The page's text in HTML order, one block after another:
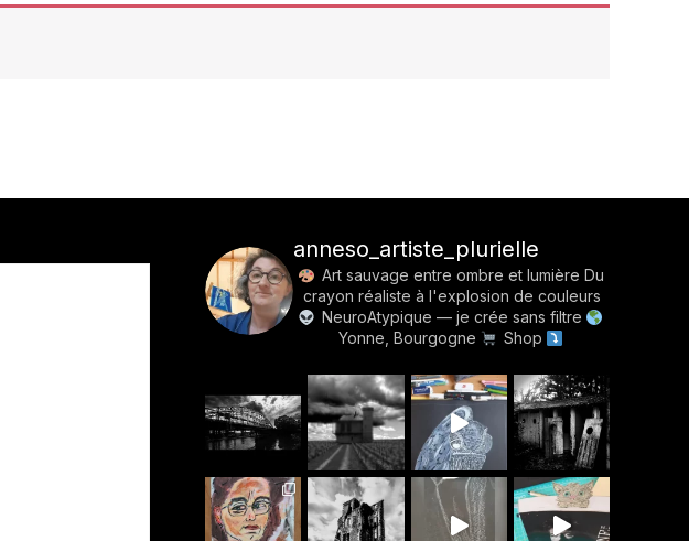
anneso_artiste_plurielle
Art sauvage entre ombre et lumière Du
crayon réaliste à l'explosion de couleurs
NeuroAtypique — je crée sans filtre
Yonne, Bourgogne
Shop